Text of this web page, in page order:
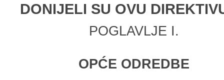
DONIJELI SU OVU
POGLAVLJE I.
OPĆE ODREDBE